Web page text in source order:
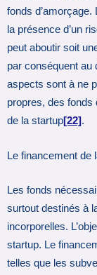
fonds
la présence d’un
peut aboutir soit
par conséquent au
aspects sont à ne
propres, des fonds
de la startup[22].
Le financement de
Les fonds
surtout destinés à
incorporelles.
startup. Le
telles que les